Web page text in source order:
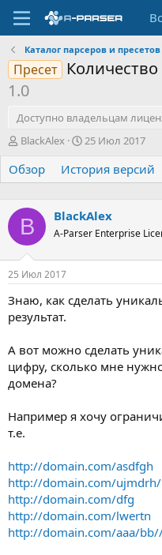
Каталог парсеров и пресетов
Пресет
1.0
Доступно владельцам
А
т
о
т
е
ы
BlackAlex
Д
т
а
а
а
25 Июл 2017
Обзор История версий
B BlackAlex
A-Parser Enterprise
25 Июл 2017
Знаю, как сделать
результат.
А вот можно сделать
цифру, сколько мне
домена?
Например я хочу
т.е.
http://domain.com/asdfgh
http://domain.com/
http://domain.com/dfg
http://domain.com/lwertn
http://domain.com/aaa/